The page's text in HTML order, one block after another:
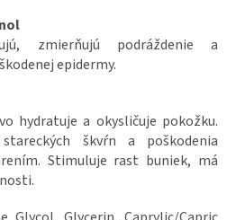
zmierňujú podráždenie a
epidermy.
hydratuje a okysličuje pokožku.
škvŕn a poškodenia
Stimuluje rast buniek, má